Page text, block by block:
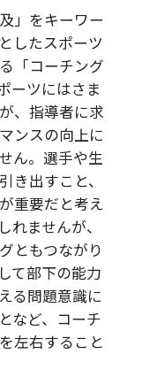
」をキーワー
したスポーツ
「コーチング
ーツにはさま
、指導者に求
ンスの向上に
ん。選手や生
き出すこと、
重要だと考え
れませんが、
ともつながり
て部下の能力
る問題意識に
など、コーチ
左右すること